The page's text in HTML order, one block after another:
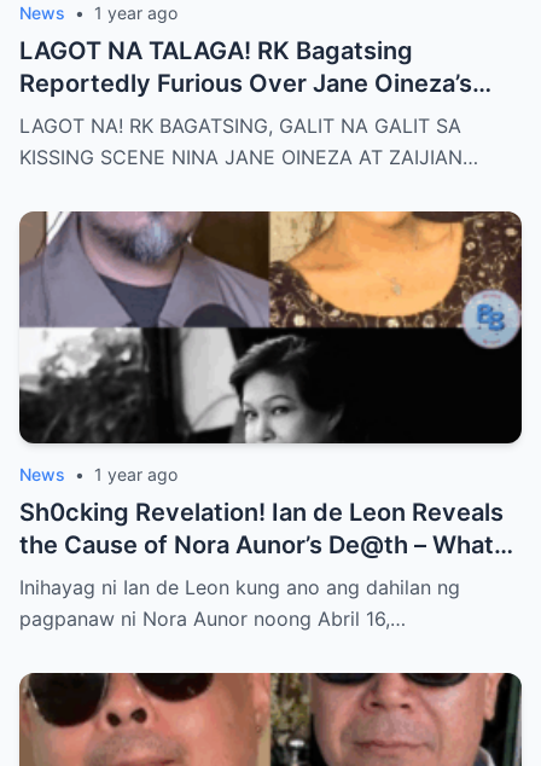
News • 1 year ago
LAGOT NA TALAGA! RK Bagatsing
Reportedly Furious Over Jane Oineza’s
Ki$$ing Scene with Zaijian Jaranilla —
Tension Rises Behind the Scenes as Fans
Line for the Real-Life Couple?
LAGOT NA! RK BAGATSING, GALIT NA GALIT SA
KISSING SCENE NINA JANE OINEZA AT ZAIJIAN…
News • 1 year ago
Sh0cking Revelation! Ian de Leon Reveals
the Cause of Nora Aunor’s De@th – What
Hidden Truth Lies Behind the Passing of a
Legend?
Inihayag ni Ian de Leon kung ano ang dahilan ng
pagpanaw ni Nora Aunor noong Abril 16,…